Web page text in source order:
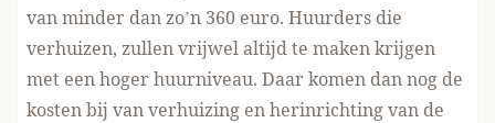
van minder dan zo’n 360 euro. Huurders die
verhuizen, zullen vrijwel altijd te maken krijgen
met een hoger huurniveau. Daar komen dan nog de
kosten bij van verhuizing en herinrichting van de